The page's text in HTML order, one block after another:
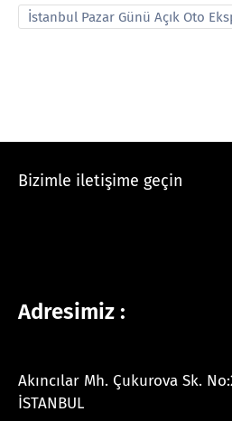
İstanbul Pazar Günü Açık Oto
Bizimle iletişime geçin
Adresimiz :
Akıncılar Mh. Çukurova Sk.
İSTANBUL